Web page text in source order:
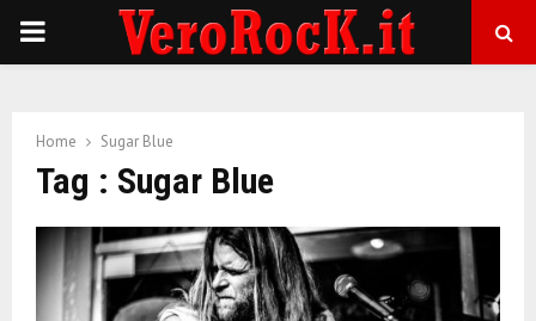
P
M
A
Home Sugar Blue
Tag : Sugar Blue